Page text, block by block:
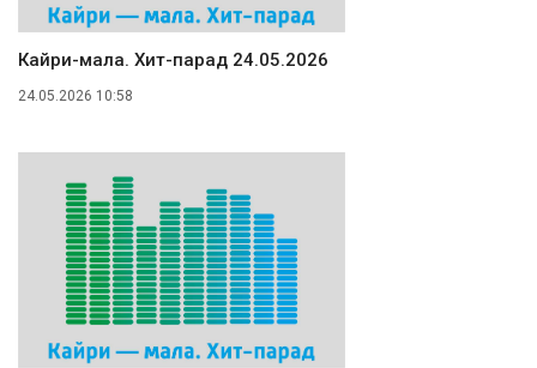
Кайри-мала. Хит-парад 24.05.2026
24.05.2026 10:58